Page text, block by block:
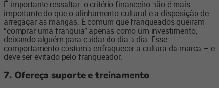
É importante ressaltar: o critério financeiro não é mais
importante do que o alinhamento cultural e a disposição de
arregaçar as mangas. É comum que franqueados queiram
“comprar uma franquia” apenas como um investimento,
deixando alguém para cuidar do dia a dia. Esse
comportamento costuma enfraquecer a cultura da marca – e
deve ser evitado pelo franqueador.
7. Ofereça suporte e treinamento